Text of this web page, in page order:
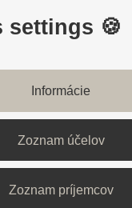
settings 🍪
Informácie
Zoznam účelov
Zoznam príjemcov